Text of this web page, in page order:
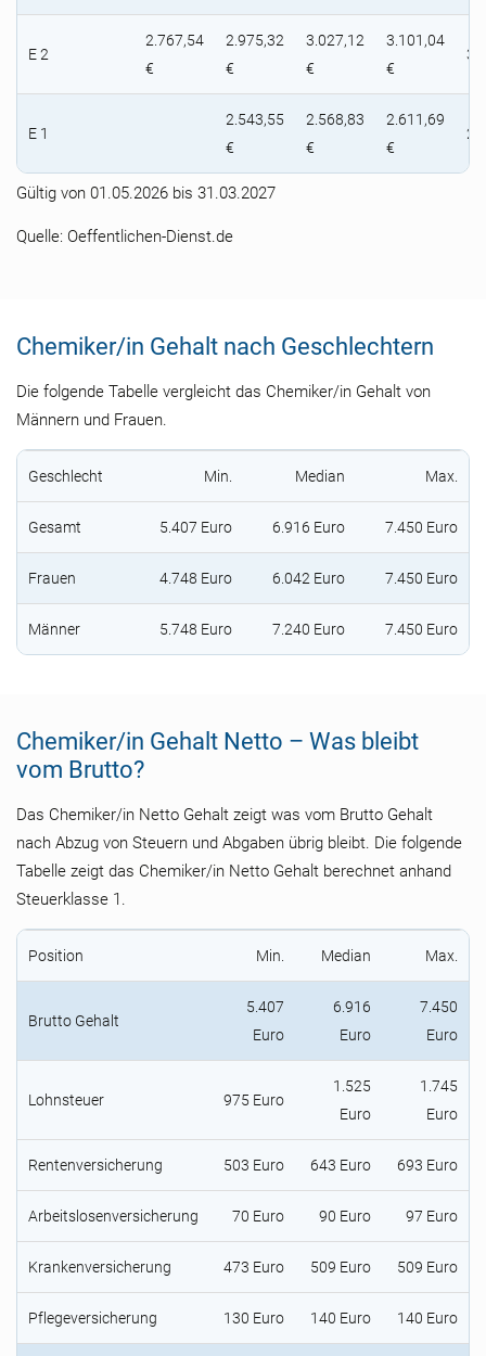
E 2
2.767,54
€
2.975,32
€
3.027,12
€
3.101,04
€
E 1
2.543,55
€
2.568,83
€
2.611,69
€
Gültig von 01.05.2026 bis 31.03.2027
Quelle: Oeffentlichen-Dienst.de
Chemiker/in Gehalt nach Geschlechtern
Die folgende Tabelle vergleicht das Chemiker/in Gehalt von
Männern und Frauen.
Geschlecht Min. Median Max.
Gesamt 5.407 Euro 6.916 Euro 7.450 Euro
Frauen 4.748 Euro 6.042 Euro 7.450 Euro
Männer 5.748 Euro 7.240 Euro 7.450 Euro
Chemiker/in Gehalt Netto – Was bleibt
vom Brutto?
Das Chemiker/in Netto Gehalt zeigt was vom Brutto Gehalt
nach Abzug von Steuern und Abgaben übrig bleibt. Die folgende
Tabelle zeigt das Chemiker/in Netto Gehalt berechnet anhand
Steuerklasse 1.
Position Min. Median Max.
Brutto Gehalt
5.407
Euro
6.916
Euro
7.450
Euro
Lohnsteuer 975 Euro
1.525
Euro
1.745
Euro
Rentenversicherung 503 Euro 643 Euro 693 Euro
Arbeitslosenversicherung 70 Euro 90 Euro 97 Euro
Krankenversicherung 473 Euro 509 Euro 509 Euro
Pflegeversicherung 130 Euro 140 Euro 140 Euro